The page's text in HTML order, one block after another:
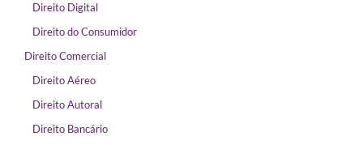
Direito Digital
Direito do Consumidor
Direito Comercial
Direito Aéreo
Direito Autoral
Direito Bancário